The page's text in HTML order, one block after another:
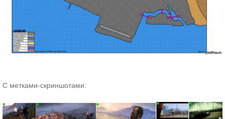
С метками-скриншотами: